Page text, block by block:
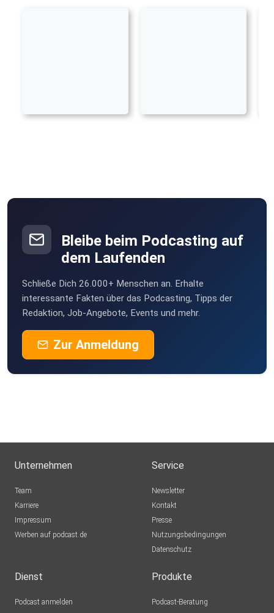
Bleibe beim Podcasting auf
dem Laufenden
Schließe Dich 26.000+ Menschen an. Erhalte
interessante Fakten über das Podcasting, Tipps der
Redaktion, Job-Angebote, Events und mehr.
Zur Anmeldung
Unternehmen
Team
Karriere
Impressum
Werben auf podcast.de
Service
Newsletter
Kontakt
Presse
Nutzungsbedingungen
Datenschutz
Dienst
Podcast anmelden
Produkte
Podcast-Beratung